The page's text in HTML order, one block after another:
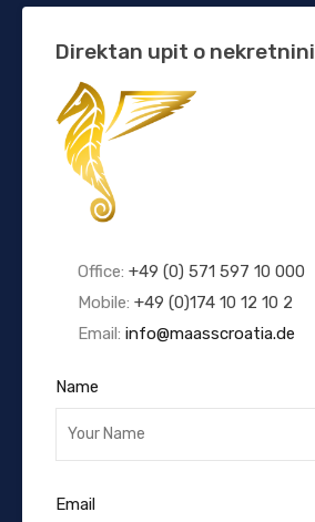
Direktan upit o nekretnini
Office: +49 (0) 571 597 10 000
Mobile: +49 (0)174 10 12 10 2
Email: info@maasscroatia.de
Name
Email